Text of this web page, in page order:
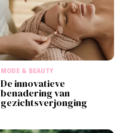
MODE & BEAUTY
De innovatieve
benadering van
gezichtsverjonging